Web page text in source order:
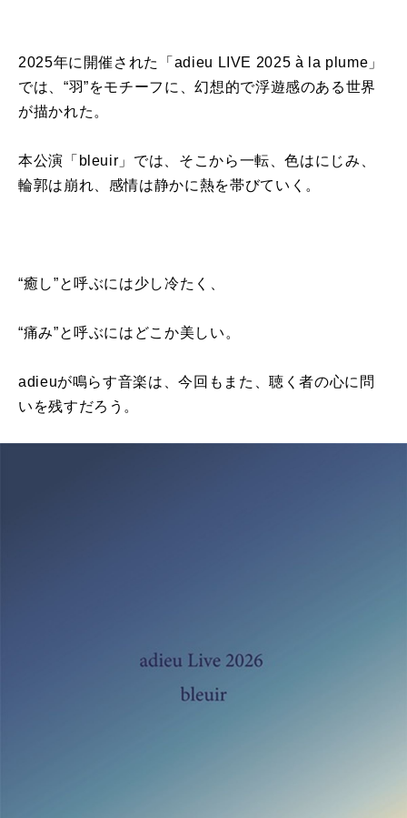
2025年に開催された「adieu LIVE 2025 à la plume」
では、“羽”をモチーフに、幻想的で浮遊感のある世界
が描かれた。
本公演「bleuir」では、そこから一転、色はにじみ、
輪郭は崩れ、感情は静かに熱を帯びていく。
“癒し”と呼ぶには少し冷たく、
“痛み”と呼ぶにはどこか美しい。
adieuが鳴らす音楽は、今回もまた、聴く者の心に問
いを残すだろう。